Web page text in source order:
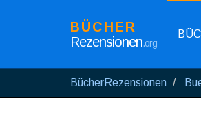
BÜCHER
Rezensionen.org
BücherRezensionen